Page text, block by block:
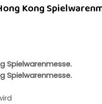
Kong
Spielwarenmesse.
Spielwarenmesse.